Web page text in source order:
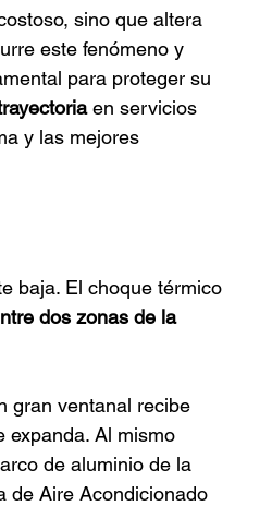
sino que altera
este fenómeno y
para proteger su
en servicios
y las mejores
baja. El choque térmico
dos zonas de la
gran ventanal recibe
expanda. Al mismo
de aluminio de la
de Aire Acondicionado